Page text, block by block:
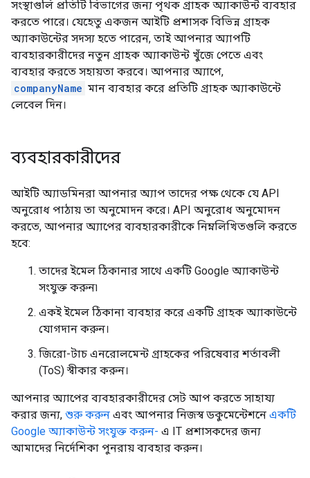
সংস্থাগুলি প্রতিটি বিভাগের জন্য পৃথক গ্রাহক অ্যাকাউন্ট ব্যবহার
করতে পারে। যেহেতু একজন আইটি প্রশাসক বিভিন্ন গ্রাহক
অ্যাকাউন্টের সদস্য হতে পারেন, তাই আপনার অ্যাপটি
ব্যবহারকারীদের নতুন গ্রাহক অ্যাকাউন্ট খুঁজে পেতে এবং
ব্যবহার করতে সহায়তা করবে। আপনার অ্যাপে,
companyName মান ব্যবহার করে প্রতিটি গ্রাহক অ্যাকাউন্টে
লেবেল দিন।
ব্যবহারকারীদের
আইটি অ্যাডমিনরা আপনার অ্যাপ তাদের পক্ষ থেকে যে API
অনুরোধ পাঠায় তা অনুমোদন করে। API অনুরোধ অনুমোদন
করতে, আপনার অ্যাপের ব্যবহারকারীকে নিম্নলিখিতগুলি করতে
হবে:
তাদের ইমেল ঠিকানার সাথে একটি Google অ্যাকাউন্ট
সংযুক্ত করুন৷
একই ইমেল ঠিকানা ব্যবহার করে একটি গ্রাহক অ্যাকাউন্টে
যোগদান করুন।
জিরো-টাচ এনরোলমেন্ট গ্রাহকের পরিষেবার শর্তাবলী
(ToS) স্বীকার করুন।
আপনার অ্যাপের ব্যবহারকারীদের সেট আপ করতে সাহায্য
করার জন্য, শুরু করুন এবং আপনার নিজস্ব ডকুমেন্টেশনে একটি
Google অ্যাকাউন্ট সংযুক্ত করুন- এ IT প্রশাসকদের জন্য
আমাদের নির্দেশিকা পুনরায় ব্যবহার করুন।